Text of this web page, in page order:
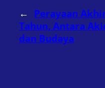
← Perayaan
Tahun, Antara
dan Budaya